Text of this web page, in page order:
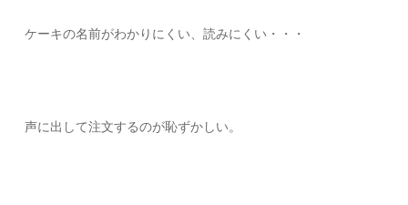
ケーキの名前がわかりにくい、読みにくい・・・
声に出して注文するのが恥ずかしい。